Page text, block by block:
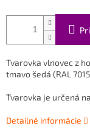
Tvarovka vlnovec z
tmavo šedá (RAL
Tvarovka je určená
Detailné informácie